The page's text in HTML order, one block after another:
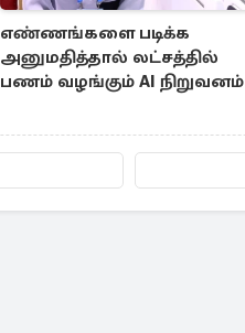
எண்ணங்களை படிக்க
அனுமதித்தால் லட்சத்தில்
பணம் வழங்கும் AI நிறுவனம்